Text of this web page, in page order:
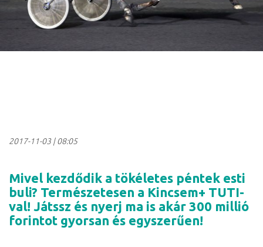
2017-11-03|08:05
Mivel kezdődik a tökéletes péntek esti
buli? Természetesen a Kincsem+ TUTI-
val! Játssz és nyerj ma is akár 300 millió
forintot gyorsan és egyszerűen!